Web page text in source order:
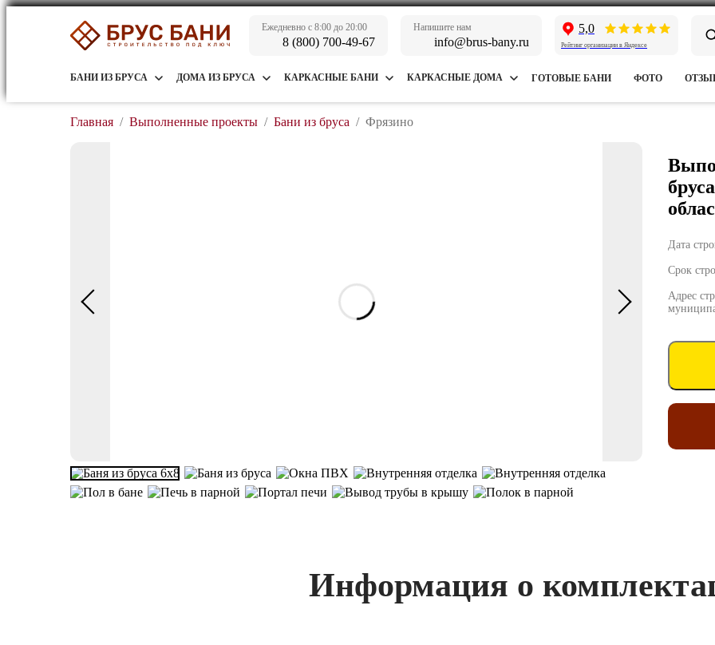
Ежедневно с 8:00 до 20:00
8 (800) 700-49-67
Напишите нам
info@brus-bany.ru
5,0
Рейтинг организации в Яндексе
БАНИ ИЗ БРУСА ДОМА ИЗ БРУСА КАРКАСНЫЕ БАНИ КАРКАСНЫЕ ДОМА ГОТОВЫЕ БАНИ ФОТО
Главная / Выполненные проекты / Бани из бруса / Фрязино
Дата
Срок
Адрес
Информация о